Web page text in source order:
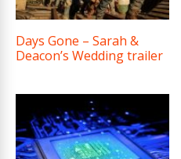
Days Gone – Sarah &
Deacon’s Wedding trailer